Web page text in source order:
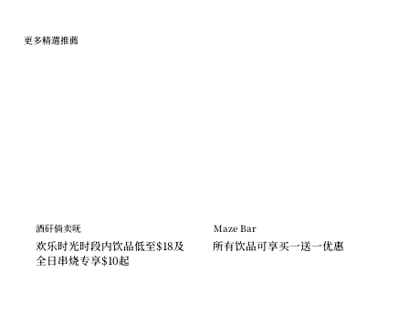
更多精選推薦
酒矸倘卖呒
欢乐时光时段内饮品低至$18及
全日串烧专享$10起
Maze Bar
所有饮品可享买一送一优惠